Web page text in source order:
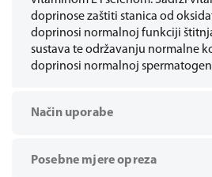
doprinose zaštiti stanica od
doprinosi normalnoj funkciji
sustava te održavanju normalne
doprinosi normalnoj
Način uporabe
Posebne mjere opreza